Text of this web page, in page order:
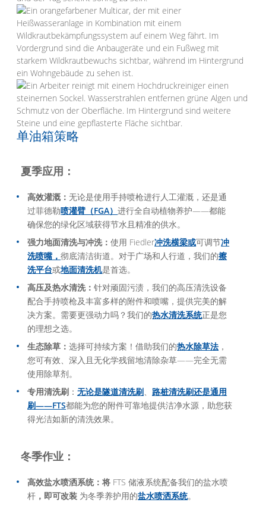
单油箱策略
夏季应用：
高效灌溉：无论是使用手持喷枪进行人工灌溉，还是通
过菲德勒喷灌臂（FGA）进行全自动植物养护——都能
确保您的绿化区域获得节水且精准的供水。
强力地面清洗与冲洗：使用 Fiedler冲洗横梁或可调节冲
洗喷嘴，彻底清洁街道。对于广场和人行道，我们的擦
洗平台或地面清洗机是首选。
高压及热水清洗：针对顽固污渍，我们的高压清洗设备
配合手持喷枪及丰富多样的附件和喷嘴，提供完美的解
决方案。需要更强动力吗？我们的热水清洗系统正是您
的理想之选。
生态除草：选择可持续方案！借助我们的热水除草法 ，
您可有效、深入且无化学残留地清除杂草——完全无需
使用除草剂。
专用清洗刷 ：无论是隧道清洗刷 路桩清洗刷还是通用
刷——FTS都能为您的附件可靠地提供洁净水源，助您获
得光洁如新的清洗效果。
冬季作业：
高效盐水喷洒系统：将 FTS 储液系统配备我们的盐水喷
杆 ，即可改装 为冬季养护用的盐水喷洒系统。